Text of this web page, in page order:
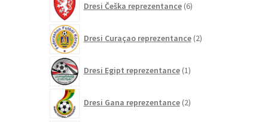
Dresi Češka reprezentance 6izdelkov
Dresi Curaçao reprezentance 2izdelka
Dresi Egipt reprezentance 1izdelek
Dresi Gana reprezentance 2izdelka